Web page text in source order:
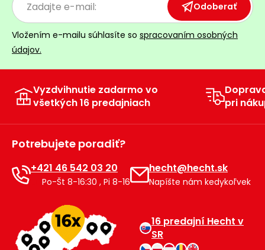
Odoberať
Vložením e-mailu súhlasíte so spracovaním osobných
údajov.
Vyzdvihnutie zadarmo vo
všetkých 16 predajniach
pri
Potrebujete poradiť?
+421 46 542 03 20
Po-Št 8-16:30 , Pi 8-16
hecht@hecht.sk
Napíšte nám kedykoľvek
16 predajní Hecht v
SR